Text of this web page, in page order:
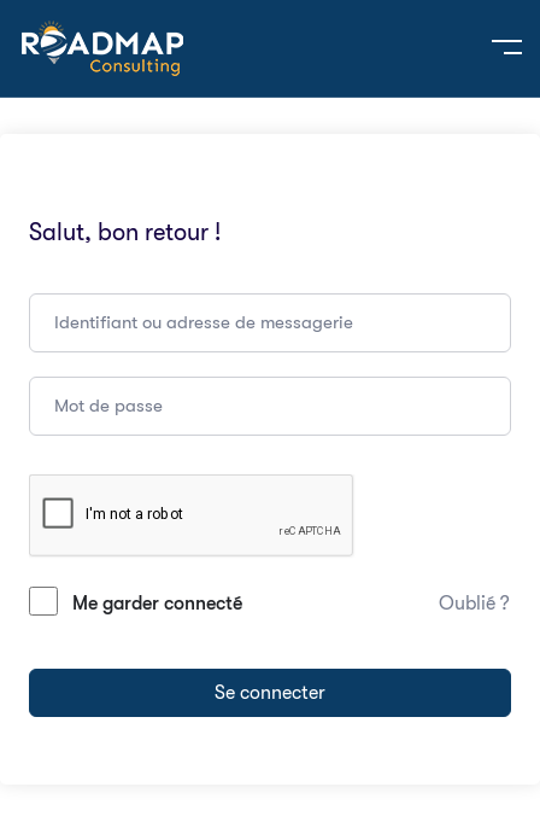
Salut, bon retour !
Me garder connecté Oublié ?
Se connecter